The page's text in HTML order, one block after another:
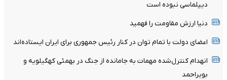
دیپلماسی نبوده است
دنیا ارزش مقاومت را فهمید
اعضای دولت با تمام توان در کنار رئیس جمهوری برای ایران ایستاده‌اند
انهدام کنترل‌شده مهمات به‌ جامانده از جنگ در بهمئی کهگیلویه و
بویراحمد